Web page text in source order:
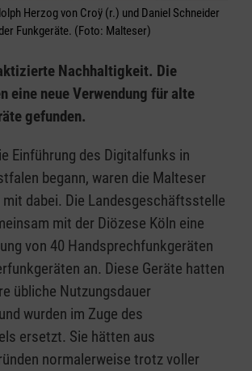
Herzog von Croÿ (r.) und Daniel Schneider
Funkgeräte. (Foto: Malteser)
Nachhaltigkeit. Die
eine neue Verwendung für alte
gefunden.
Einführung des Digitalfunks in
begann, waren die Malteser
dabei. Die Landesgeschäftsstelle
mit der Diözese Köln eine
von 40 Handsprechfunkgeräten
an. Diese Geräte hatten
übliche Nutzungsdauer
wurden im Zuge des
ersetzt. Sie hätten aus
normalerweise trotz voller